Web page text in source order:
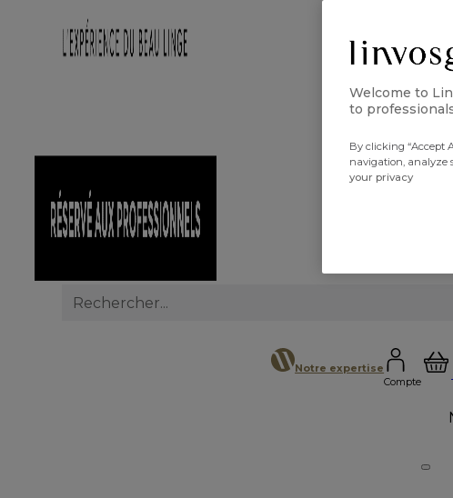
for:
Notre expertise
Compte
Welcome to
to
By clicking “Accept
navigation, analyze
your privacy